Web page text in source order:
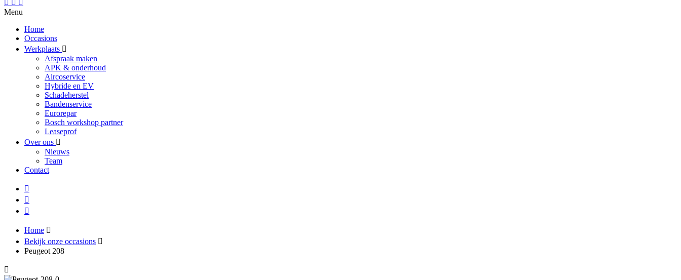
Menu
Home
Occasions
Werkplaats
Afspraak maken
APK & onderhoud
Aircoservice
Hybride en EV
Schadeherstel
Bandenservice
Eurorepar
Bosch workshop partner
Leaseprof
Over ons
Nieuws
Team
Contact
Home
Bekijk onze occasions
Peugeot 208